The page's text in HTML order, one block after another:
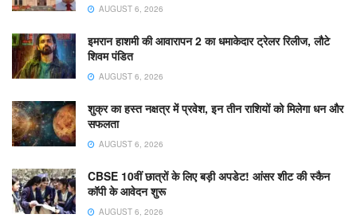
AUGUST 6, 2026
इमरान हाशमी की आवारापन 2 का धमाकेदार ट्रेलर रिलीज, लौटे
शिवम पंडित
AUGUST 6, 2026
शुक्र का हस्त नक्षत्र में प्रवेश, इन तीन राशियों को मिलेगा धन और
सफलता
AUGUST 6, 2026
CBSE 10वीं छात्रों के लिए बड़ी अपडेट! आंसर शीट की स्कैन
कॉपी के आवेदन शुरू
AUGUST 6, 2026